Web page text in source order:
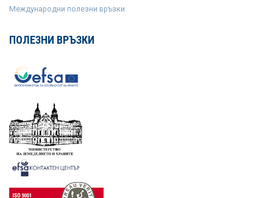
Международни полезни връзки
ПОЛЕЗНИ ВРЪЗКИ